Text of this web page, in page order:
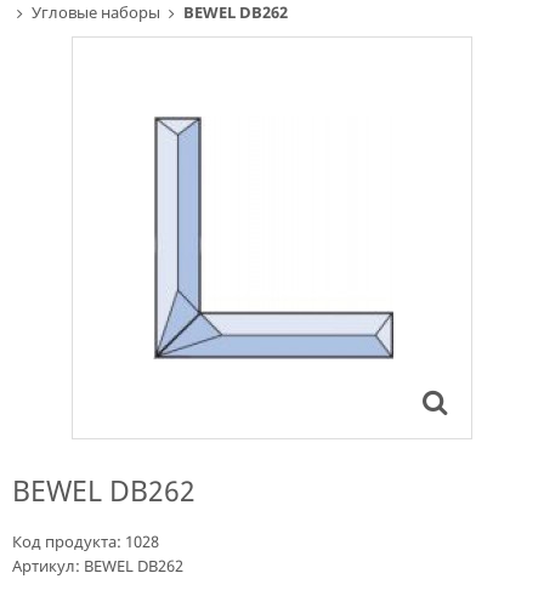
Угловые наборы
BEWEL DB262
BEWEL DB262
Код продукта: 1028
Артикул: BEWEL DB262